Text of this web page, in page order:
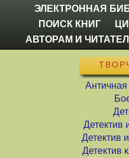
ЭЛЕКТРОННАЯ
ПОИСК КНИГ
АВТОРАМ И
Античная
Детектив
Детектив
Детектив